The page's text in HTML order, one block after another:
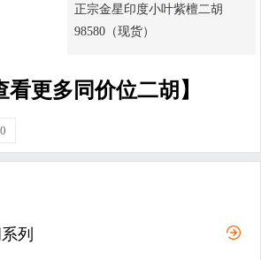
正宗金星印度小叶紫檀二胡
98580（现货）
看更多同价位二胡】
列